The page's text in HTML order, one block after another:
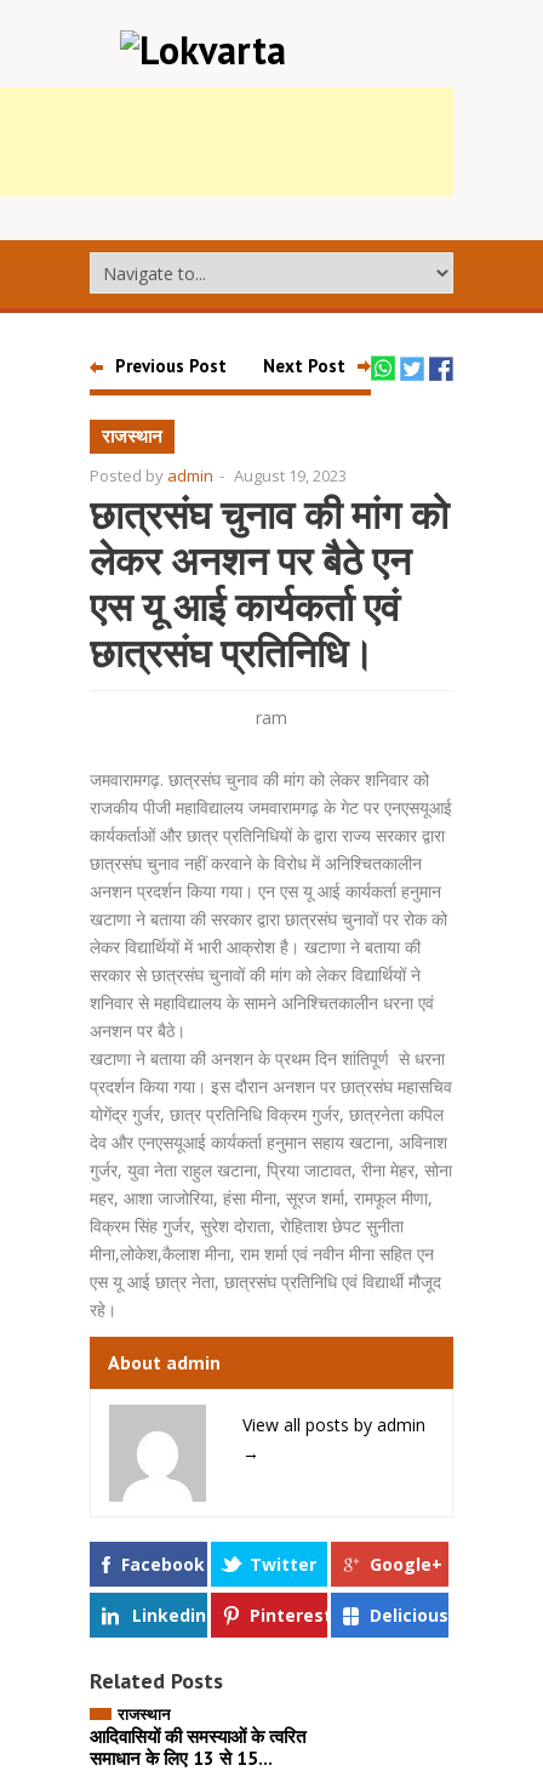
Previous Post Next Post
राजस्थान
Posted by admin - August 19, 2023
छात्रसंघ चुनाव की मांग को
लेकर अनशन पर बैठे एन
एस यू आई कार्यकर्ता एवं
छात्रसंघ प्रतिनिधि।
ram
जमवारामगढ़. छात्रसंघ चुनाव की मांग को लेकर शनिवार को
राजकीय पीजी महाविद्यालय जमवारामगढ़ के गेट पर एनएसयूआई
कार्यकर्ताओं और छात्र प्रतिनिधियों के द्वारा राज्य सरकार द्वारा
छात्रसंघ चुनाव नहीं करवाने के विरोध में अनिश्चितकालीन
अनशन प्रदर्शन किया गया। एन एस यू आई कार्यकर्ता हनुमान
खटाणा ने बताया की सरकार द्वारा छात्रसंघ चुनावों पर रोक को
लेकर विद्यार्थियों में भारी आक्रोश है। खटाणा ने बताया की
सरकार से छात्रसंघ चुनावों की मांग को लेकर विद्यार्थियों ने
शनिवार से महाविद्यालय के सामने अनिश्चितकालीन धरना एवं
अनशन पर बैठे।
खटाणा ने बताया की अनशन के प्रथम दिन शांतिपूर्ण से धरना
प्रदर्शन किया गया। इस दौरान अनशन पर छात्रसंघ महासचिव
योगेंद्र गुर्जर, छात्र प्रतिनिधि विक्रम गुर्जर, छात्रनेता कपिल
देव और एनएसयूआई कार्यकर्ता हनुमान सहाय खटाना, अविनाश
गुर्जर, युवा नेता राहुल खटाना, प्रिया जाटावत, रीना मेहर, सोना
महर, आशा जाजोरिया, हंसा मीना, सूरज शर्मा, रामफूल मीणा,
विक्रम सिंह गुर्जर, सुरेश दोराता, रोहिताश छेपट सुनीता
मीना,लोकेश,कैलाश मीना, राम शर्मा एवं नवीन मीना सहित एन
एस यू आई छात्र नेता, छात्रसंघ प्रतिनिधि एवं विद्यार्थी मौजूद
रहे।
About admin
View all posts by admin
→
Facebook Twitter Google+
Linkedin Pinterest Delicious
Related Posts
राजस्थान
आदिवासियों की समस्याओं के त्वरित
समाधान के लिए 13 से 15...